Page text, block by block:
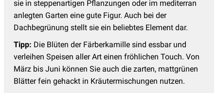
sie in steppenartigen Pflanzungen oder im mediterran
anlegten Garten eine gute Figur. Auch bei der
Dachbegrünung stellt sie ein beliebtes Element dar.
Tipp: Die Blüten der Färberkamille sind essbar und
verleihen Speisen aller Art einen fröhlichen Touch. Von
März bis Juni können Sie auch die zarten, mattgrünen
Blätter fein gehackt in Kräutermischungen nutzen.